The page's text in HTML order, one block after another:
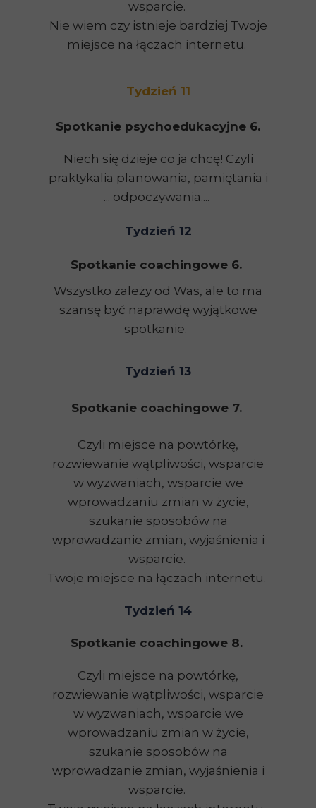
Tydzień 14
Tydzień 13
Tydzień 12
Tydzień 11
Niech się dzieje co ja chcę! Czyli
praktykalia planowania, pamiętania i
... odpoczywania....
Spotkanie psychoedukacyjne 6.
Spotkanie coachingowe 8.
Spotkanie coachingowe 7.
wsparcie.
Nie wiem czy istnieje bardziej Twoje
miejsce na łączach internetu.
Spotkanie coachingowe 6.
Wszystko zależy od Was, ale to ma
szansę być naprawdę wyjątkowe
spotkanie.
Czyli miejsce na powtórkę,
rozwiewanie wątpliwości, wsparcie
w wyzwaniach, wsparcie we
wprowadzaniu zmian w życie,
szukanie sposobów na
wprowadzanie zmian, wyjaśnienia i
wsparcie.
Czyli miejsce na powtórkę,
rozwiewanie wątpliwości, wsparcie
w wyzwaniach, wsparcie we
wprowadzaniu zmian w życie,
szukanie sposobów na
wprowadzanie zmian, wyjaśnienia i
wsparcie.
Twoje miejsce na łączach internetu.